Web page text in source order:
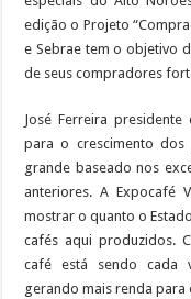
edição o Projeto
e Sebrae tem o objetivo
de seus compradores
José Ferreira
para o crescimento dos
grande baseado nos
anteriores. A Expocafé
mostrar o quanto o
cafés aqui produzidos.
café está sendo cada
gerando mais renda para